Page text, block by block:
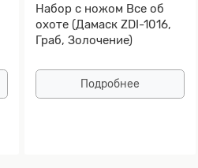
Набор с ножом Все об
охоте (Дамаск ZDI-1016,
Граб, Золочение)
Подробнее